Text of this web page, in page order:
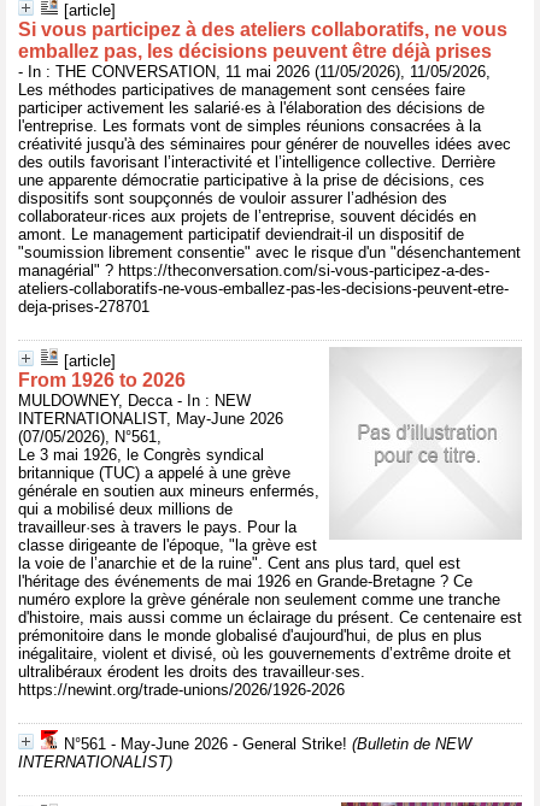
[article]
Si vous participez à des ateliers collaboratifs, ne vous
emballez pas, les décisions peuvent être déjà prises
- In : THE CONVERSATION, 11 mai 2026 (11/05/2026), 11/05/2026,
Les méthodes participatives de management sont censées faire
participer activement les salarié·es à l'élaboration des décisions de
l'entreprise. Les formats vont de simples réunions consacrées à la
créativité jusqu'à des séminaires pour générer de nouvelles idées avec
des outils favorisant l’interactivité et l’intelligence collective. Derrière
une apparente démocratie participative à la prise de décisions, ces
dispositifs sont soupçonnés de vouloir assurer l’adhésion des
collaborateur·rices aux projets de l’entreprise, souvent décidés en
amont. Le management participatif deviendrait-il un dispositif de
"soumission librement consentie" avec le risque d'un "désenchantement
managérial" ? https://theconversation.com/si-vous-participez-a-des-
ateliers-collaboratifs-ne-vous-emballez-pas-les-decisions-peuvent-etre-
deja-prises-278701
[article]
From 1926 to 2026
MULDOWNEY, Decca - In : NEW
INTERNATIONALIST, May-June 2026
(07/05/2026), N°561,
Le 3 mai 1926, le Congrès syndical
britannique (TUC) a appelé à une grève
générale en soutien aux mineurs enfermés,
qui a mobilisé deux millions de
travailleur·ses à travers le pays. Pour la
classe dirigeante de l'époque, "la grève est
la voie de l’anarchie et de la ruine". Cent ans plus tard, quel est
l'héritage des événements de mai 1926 en Grande-Bretagne ? Ce
numéro explore la grève générale non seulement comme une tranche
d'histoire, mais aussi comme un éclairage du présent. Ce centenaire est
prémonitoire dans le monde globalisé d'aujourd'hui, de plus en plus
inégalitaire, violent et divisé, où les gouvernements d’extrême droite et
ultralibéraux érodent les droits des travailleur·ses.
https://newint.org/trade-unions/2026/1926-2026
N°561 - May-June 2026 - General Strike! (Bulletin de NEW
INTERNATIONALIST)